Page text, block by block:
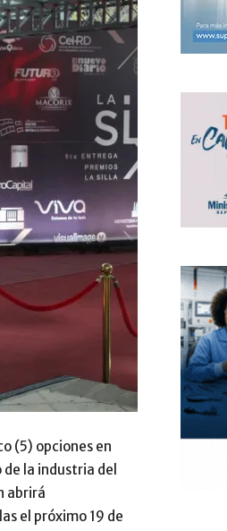
(5) opciones en
la industria del
abrirá
el próximo 19 de